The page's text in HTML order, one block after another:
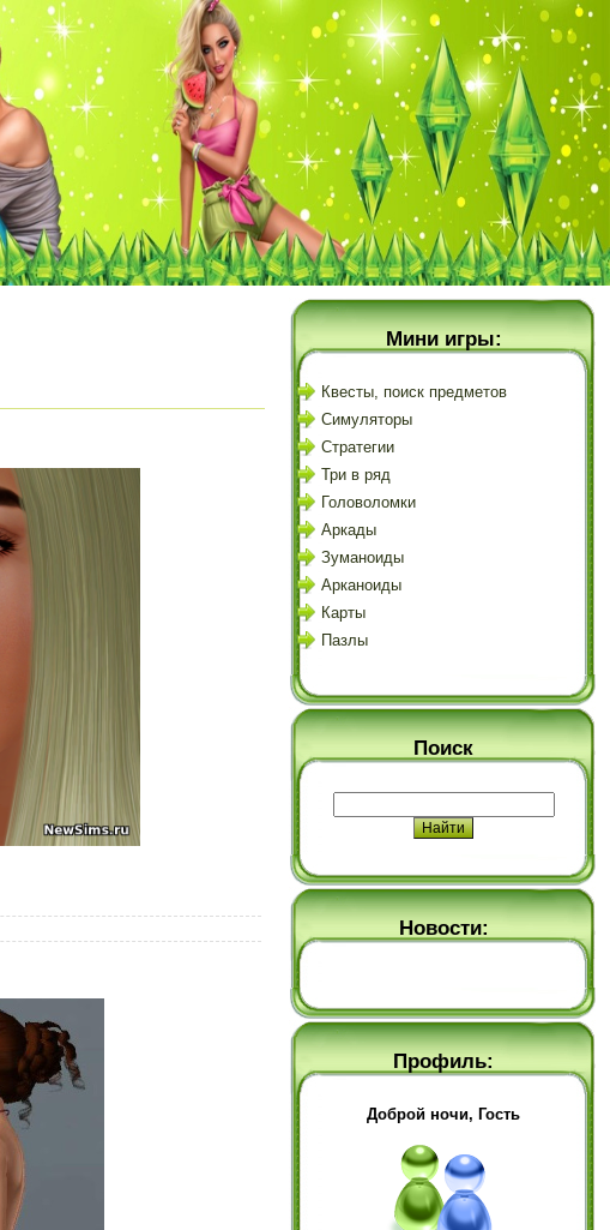
Мини игры:
Квесты, поиск предметов
Симуляторы
Стратегии
Три в ряд
Головоломки
Аркады
Зуманоиды
Арканоиды
Карты
Пазлы
Поиск
Новости:
Профиль:
Доброй ночи, Гость